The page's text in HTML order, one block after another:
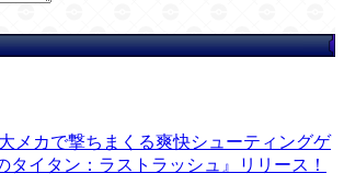
メカで撃ちまくる爽快シューティングゲ
タイタン：ラストラッシュ』リリース！